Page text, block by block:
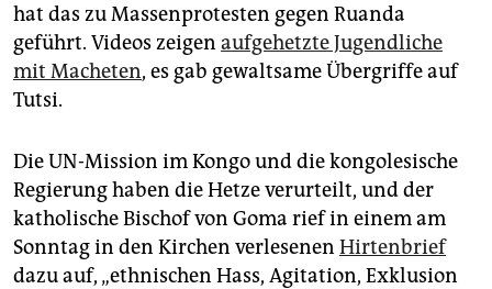
hat das zu Massenprotesten gegen Ruanda
geführt. Videos zeigen aufgehetzte Jugendliche
mit Macheten, es gab gewaltsame Übergriffe auf
Tutsi.
Die UN-Mission im Kongo und die kongolesische
Regierung haben die Hetze verurteilt, und der
katholische Bischof von Goma rief in einem am
Sonntag in den Kirchen verlesenen Hirtenbrief
dazu auf, „ethnischen Hass, Agitation, Exklusion